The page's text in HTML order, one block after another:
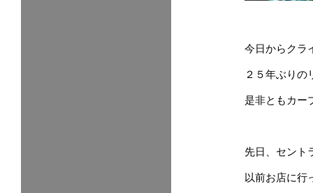
今日からクラ
２５年ぶりの
是非ともカー
先日、セント
以前お店に行